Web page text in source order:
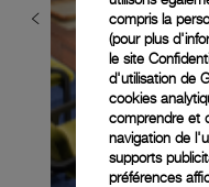
compris la
(pour plus
le site
d'utilisation de
cookies
comprendre et
navigation de
supports
préférences